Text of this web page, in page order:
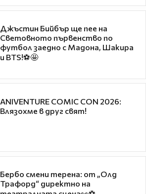
Джъстин Бийбър ще пее на
Световното първенство по
футбол заедно с Мадона, Шакира
и BTS!⚽🤩
ANIVENTURE COMIC CON 2026:
Влязохме в друг свят!
Бербо смени терена: от „Олд
Трафорд“ директно на